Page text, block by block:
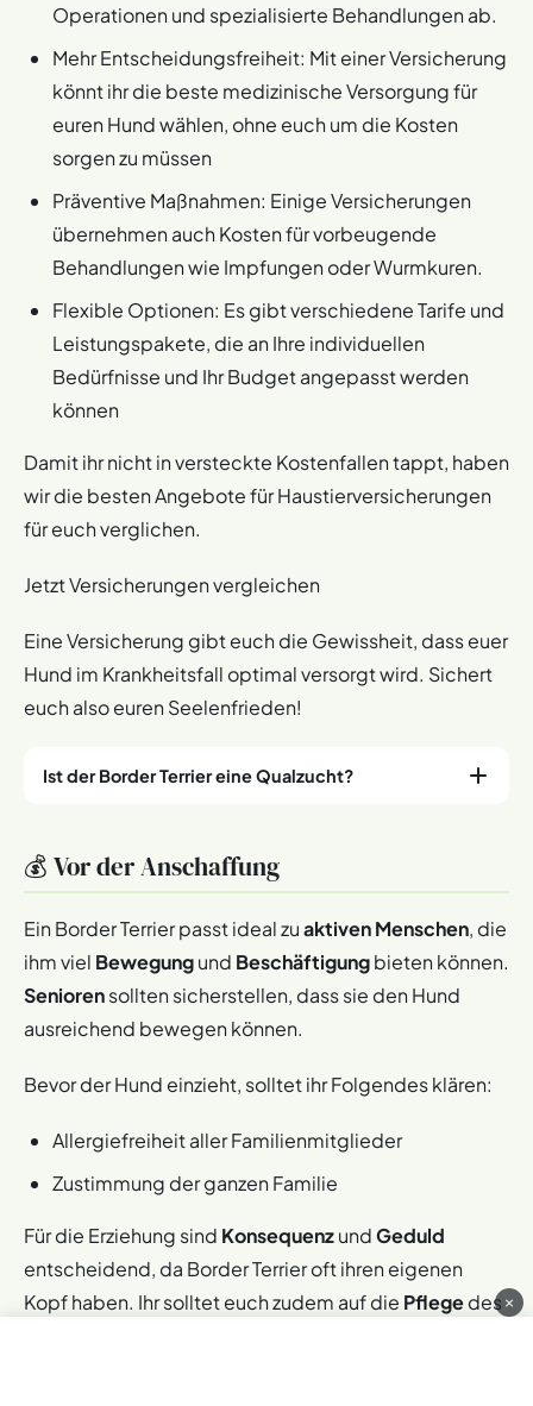
Operationen und spezialisierte Behandlungen ab.
Mehr Entscheidungsfreiheit: Mit einer Versicherung
könnt ihr die beste medizinische Versorgung für
euren Hund wählen, ohne euch um die Kosten
sorgen zu müssen
Präventive Maßnahmen: Einige Versicherungen
übernehmen auch Kosten für vorbeugende
Behandlungen wie Impfungen oder Wurmkuren.
Flexible Optionen: Es gibt verschiedene Tarife und
Leistungspakete, die an Ihre individuellen
Bedürfnisse und Ihr Budget angepasst werden
können
Damit ihr nicht in versteckte Kostenfallen tappt, haben
wir die besten Angebote für Haustierversicherungen
für euch verglichen.
Jetzt Versicherungen vergleichen
Eine Versicherung gibt euch die Gewissheit, dass euer
Hund im Krankheitsfall optimal versorgt wird. Sichert
euch also euren Seelenfrieden!
Ist der Border Terrier eine Qualzucht?
kannInzuchtdie genetische Vielfalt verringern. Achtet
darauf, einenverantwortungsbewussten Züchterzu
wählen, der auf die genetische Gesundheit der Hunde
achtet.
💰 Vor der Anschaffung
Ein Border Terrier passt ideal zuaktiven Menschen, die
ihm viel Bewegungund Beschäftigungbieten können.
Seniorensollten sicherstellen, dass sie den Hund
ausreichend bewegen können.
Bevor der Hund einzieht, solltet ihr Folgendes klären:
Allergiefreiheit aller Familienmitglieder
Zustimmung der ganzen Familie
Für die Erziehung sind KonsequenzundGeduld
entscheidend, da Border Terrier oft ihren eigenen
Kopf haben. Ihr solltet euch zudem auf die Pflegedes ×